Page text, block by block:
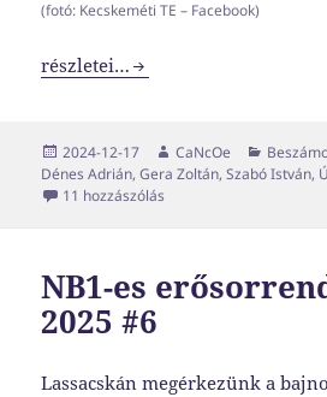
(fotó: Kecskeméti TE – Facebook)
Két ablaküveg között
részletei…
Közzétéve
2024-12-17 Szerző
CaNcOe
Dénes Adrián,Gera Zoltán,Szabó István,
11 hozzászólás
NB1-es
2025 #6
Lassacskán megérkezünk a